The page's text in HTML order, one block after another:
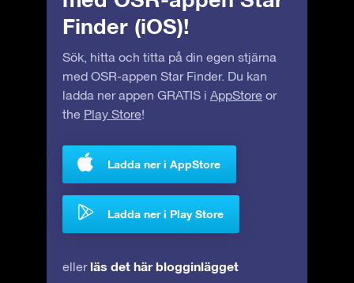
Finder (iOS)!
Sök, hitta och titta på din egen stjärna
med OSR-appen Star Finder. Du kan
ladda ner appen GRATIS i AppStore or
the Play Store!
Ladda ner i AppStore
Ladda ner i Play Store
eller läs det här blogginlägget